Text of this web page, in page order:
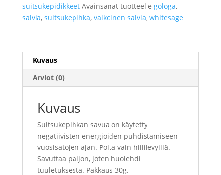
suitsukepidikkeet Avainsanat tuotteelle gologa,
salvia, suitsukepihka, valkoinen salvia, whitesage
Kuvaus
Arviot (0)
Kuvaus
Suitsukepihkan savua on käytetty
negatiivisten energioiden puhdistamiseen
vuosisatojen ajan. Polta vain hiililevyillä.
Savuttaa paljon, joten huolehdi
tuuletuksesta. Pakkaus 30g.